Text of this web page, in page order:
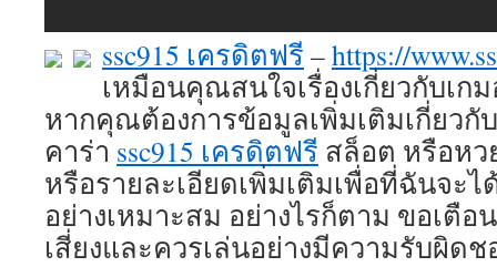
ssc915 เครดิตฟรี –https://
เหมือนคุณสนใจเรื่องเกี่ยวกับเ
หากคุณต้องการข้อมูลเพิ่มเติมเกี่ยวกั
คาร่า ssc915 เครดิตฟรี สล็อต หรือหว
หรือรายละเอียดเพิ่มเติมเพื่อที่ฉันจะ
อย่างเหมาะสม อย่างไรก็ตาม ขอเตื
เสี่ยงและควรเล่นอย่างมีความรับผิดช